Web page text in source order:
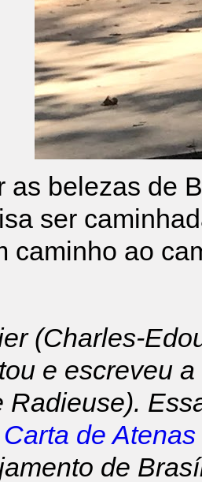
as belezas de
ser
caminho ao
(Charles-
e escreveu
Radieuse).
Carta de
de